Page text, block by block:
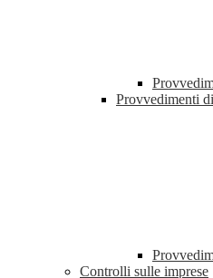
Provvedimenti
Controlli sulle imprese